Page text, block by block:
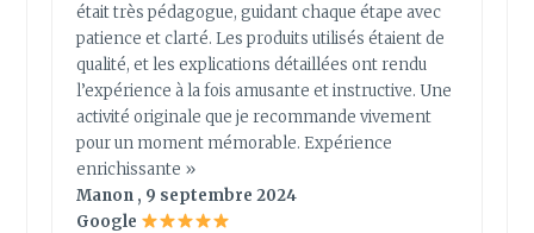
était très pédagogue, guidant chaque étape avec
patience et clarté. Les produits utilisés étaient de
qualité, et les explications détaillées ont rendu
l’expérience à la fois amusante et instructive. Une
activité originale que je recommande vivement
pour un moment mémorable. Expérience
enrichissante »
Manon , 9 septembre 2024
Google